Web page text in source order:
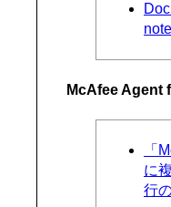
McAfee Agent
「
に
行